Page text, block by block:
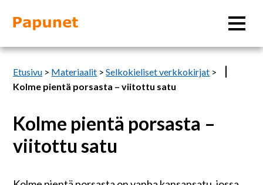
Tietoa
Materiaalit
Etusivu > Materiaalit >Selkokieliset verkkokirjat >
Kolme pientä porsasta – viitottu satu
Kolme pientä porsasta –
viitottu satu